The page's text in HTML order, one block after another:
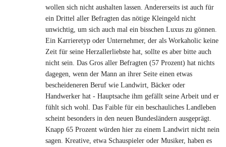
wollen sich nicht aushalten lassen. Andererseits ist auch für
ein Drittel aller Befragten das nötige Kleingeld nicht
unwichtig, um sich auch mal ein bisschen Luxus zu gönnen.
Ein Karrieretyp oder Unternehmer, der als Workaholic keine
Zeit für seine Herzallerliebste hat, sollte es aber bitte auch
nicht sein. Das Gros aller Befragten (57 Prozent) hat nichts
dagegen, wenn der Mann an ihrer Seite einen etwas
bescheideneren Beruf wie Landwirt, Bäcker oder
Handwerker hat - Hauptsache ihm gefällt seine Arbeit und er
fühlt sich wohl. Das Faible für ein beschauliches Landleben
scheint besonders in den neuen Bundesländern ausgeprägt.
Knapp 65 Prozent würden hier zu einem Landwirt nicht nein
sagen. Kreative, etwa Schauspieler oder Musiker, haben es